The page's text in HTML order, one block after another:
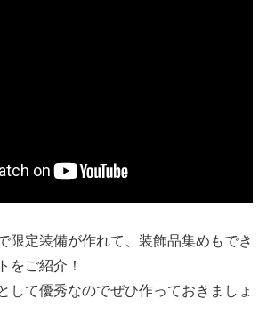
限定装備が作れて、装飾品集めもでき
をご紹介！
して優秀なのでぜひ作っておきましょ